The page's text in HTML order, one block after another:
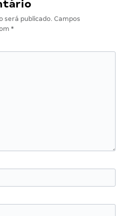
será publicado. Campos
*